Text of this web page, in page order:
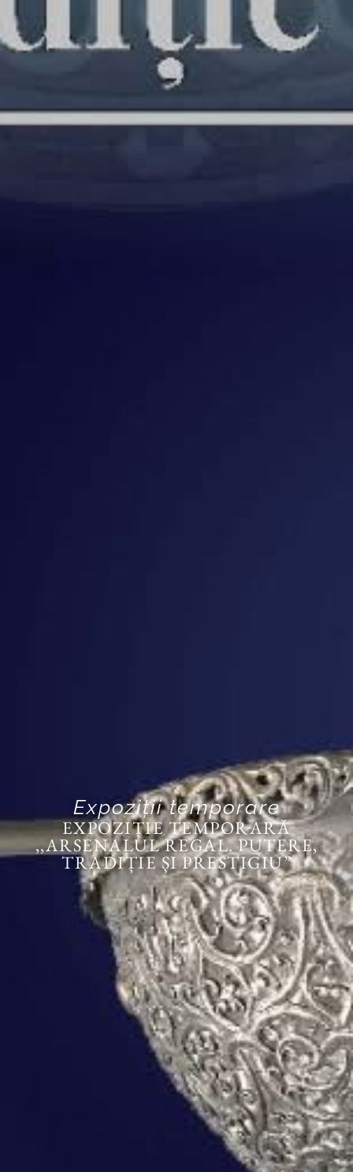
Expoziții temporare
EXPOZIȚIE TEMPORARĂ
,,ARSENALUL REGAL. PUTERE,
TRADIȚIE ȘI PRESTIGIU”